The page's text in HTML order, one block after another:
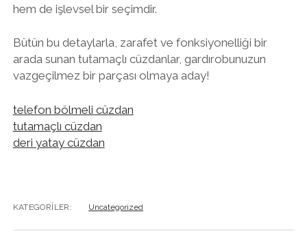
hem de işlevsel bir seçimdir.
Bütün bu detaylarla, zarafet ve fonksiyonelliği bir
arada sunan tutamaçlı cüzdanlar, gardırobunuzun
vazgeçilmez bir parçası olmaya aday!
telefon bölmeli cüzdan
tutamaçlı cüzdan
deri yatay cüzdan
KATEGORILER: Uncategorized